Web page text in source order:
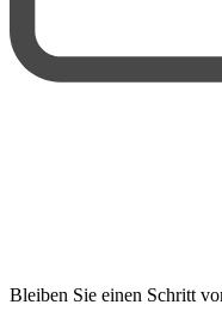
Bleiben Sie einen Schritt